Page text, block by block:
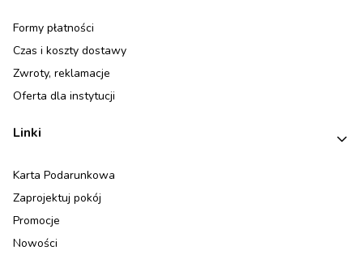
Formy płatności
Czas i koszty dostawy
Zwroty, reklamacje
Oferta dla instytucji
Linki
Karta Podarunkowa
Zaprojektuj pokój
Promocje
Nowości